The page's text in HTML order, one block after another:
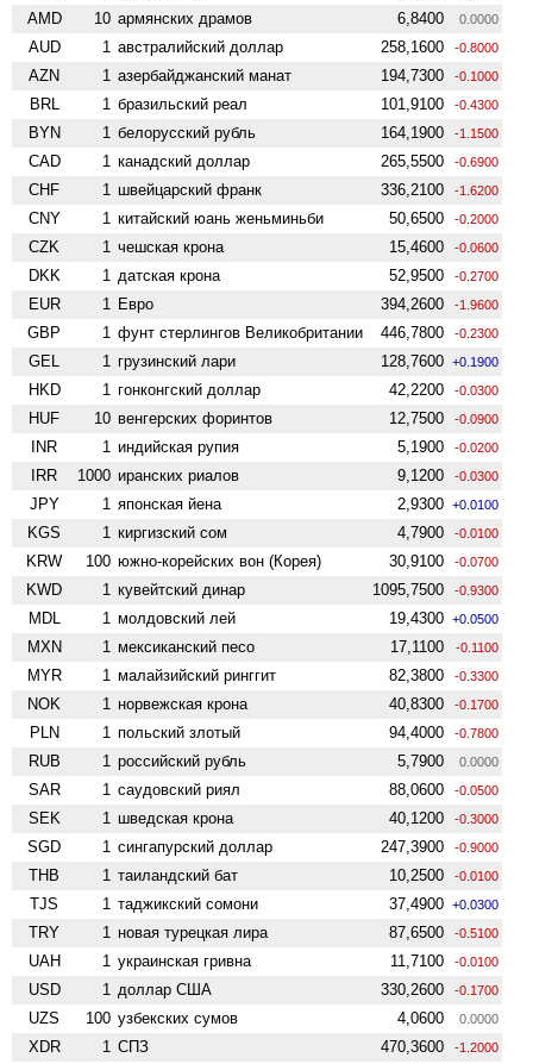
AMD 10 армянских драмов 6,8400 0.0000
AUD 1 австралийский доллар 258,1600 -0.8000
AZN 1 азербайджанский манат 194,7300 -0.1000
BRL 1 бразильский реал 101,9100 -0.4300
BYN 1 белорусский рубль 164,1900 -1.1500
CAD 1 канадский доллар 265,5500 -0.6900
CHF 1 швейцарский франк 336,2100 -1.6200
CNY 1 китайский юань женьминьби 50,6500 -0.2000
CZK 1 чешская крона 15,4600 -0.0600
DKK 1 датская крона 52,9500 -0.2700
EUR 1 Евро 394,2600 -1.9600
GBP 1 фунт стерлингов Велико­британии 446,7800 -0.2300
GEL 1 грузинский лари 128,7600 +0.1900
HKD 1 гонконгский доллар 42,2200 -0.0300
HUF 10 венгерских форинтов 12,7500 -0.0900
INR 1 индийская рупия 5,1900 -0.0200
IRR 1000 иранских риалов 9,1200 -0.0300
JPY 1 японская йена 2,9300 +0.0100
KGS 1 киргизский сом 4,7900 -0.0100
KRW 100 южно-корейских вон (Корея) 30,9100 -0.0700
KWD 1 кувейтский динар 1095,7500 -0.9300
MDL 1 молдовский лей 19,4300 +0.0500
MXN 1 мексиканский песо 17,1100 -0.1100
MYR 1 малайзийский ринггит 82,3800 -0.3300
NOK 1 норвежская крона 40,8300 -0.1700
PLN 1 польский злотый 94,4000 -0.7800
RUB 1 российский рубль 5,7900 0.0000
SAR 1 саудовский риял 88,0600 -0.0500
SEK 1 шведская крона 40,1200 -0.3000
SGD 1 сингапурский доллар 247,3900 -0.9000
THB 1 таиландский бат 10,2500 -0.0100
TJS 1 таджикский сомони 37,4900 +0.0300
TRY 1 новая турецкая лира 87,6500 -0.5100
UAH 1 украинская гривна 11,7100 -0.0100
USD 1 доллар США 330,2600 -0.1700
UZS 100 узбекских сумов 4,0600 0.0000
XDR 1 СПЗ 470,3600 -1.2000